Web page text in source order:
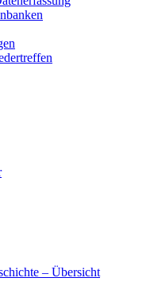
– Übersicht